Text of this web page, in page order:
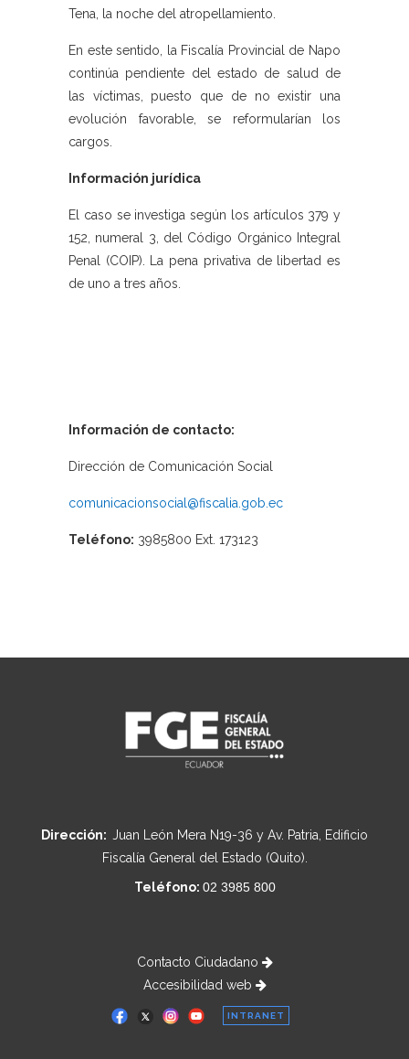
Tena, la noche del atropellamiento.
En este sentido, la Fiscalía Provincial de Napo
continúa pendiente del estado de salud de
las víctimas, puesto que de no existir una
evolución favorable, se reformularían los
cargos.
Información jurídica
El caso se investiga según los artículos 379 y
152, numeral 3, del Código Orgánico Integral
Penal (COIP). La pena privativa de libertad es
de uno a tres años.
Información de contacto:
Dirección de Comunicación Social
comunicacionsocial@fiscalia.gob.ec
Teléfono: 3985800 Ext. 173123
Dirección: Juan León Mera N19-36 y Av. Patria, Edificio
Fiscalía General del Estado (Quito).
Teléfono: 02 3985 800
Contacto Ciudadano
Accesibilidad web
INTRANET